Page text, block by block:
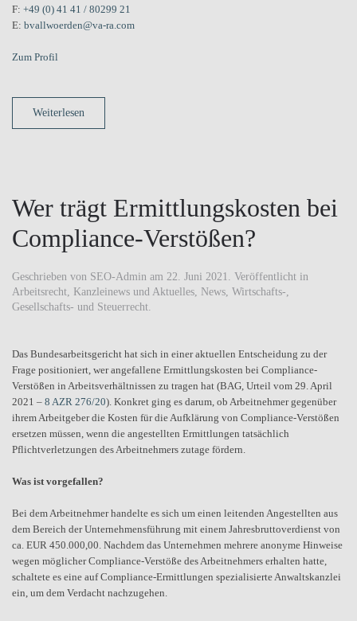
F: +49 (0) 41 41 / 80299 21
E: bvallwoerden@va-ra.com
Zum Profil
Weiterlesen
Wer trägt Ermittlungskosten bei
Compliance-Verstößen?
Geschrieben von SEO-Admin am 22. Juni 2021. Veröffentlicht in
Arbeitsrecht, Kanzleinews und Aktuelles, News, Wirtschafts-,
Gesellschafts- und Steuerrecht.
Das Bundesarbeitsgericht hat sich in einer aktuellen Entscheidung zu der
Frage positioniert, wer angefallene Ermittlungskosten bei Compliance-
Verstößen in Arbeitsverhältnissen zu tragen hat (BAG, Urteil vom 29. April
2021 – 8 AZR 276/20). Konkret ging es darum, ob Arbeitnehmer gegenüber
ihrem Arbeitgeber die Kosten für die Aufklärung von Compliance-Verstößen
ersetzen müssen, wenn die angestellten Ermittlungen tatsächlich
Pflichtverletzungen des Arbeitnehmers zutage fördern.
Was ist vorgefallen?
Bei dem Arbeitnehmer handelte es sich um einen leitenden Angestellten aus
dem Bereich der Unternehmensführung mit einem Jahresbruttoverdienst von
ca. EUR 450.000,00. Nachdem das Unternehmen mehrere anonyme Hinweise
wegen möglicher Compliance-Verstöße des Arbeitnehmers erhalten hatte,
schaltete es eine auf Compliance-Ermittlungen spezialisierte Anwaltskanzlei
ein, um dem Verdacht nachzugehen.